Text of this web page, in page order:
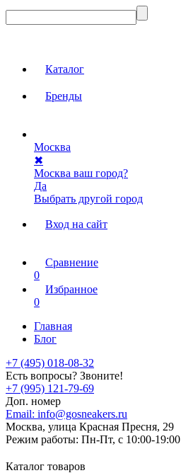
Каталог
Бренды
Москва
✖
Москва ваш город?
Да
Выбрать другой город
Вход на сайт
Сравнение
0
Избранное
0
Главная
Блог
+7 (495) 018-08-32
Есть вопросы? Звоните!
+7 (995) 121-79-69
Доп. номер
Email: info@gosneakers.ru
Москва, улица Красная Пресня, 29
Режим работы: Пн-Пт, с 10:00-19:00
Каталог товаров